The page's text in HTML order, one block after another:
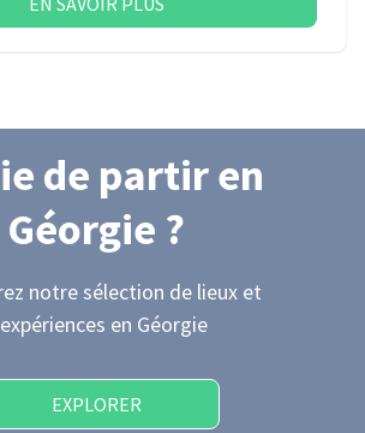
de partiren
Géorgie ?
notre sélection de lieux et
en Géorgie
EXPLORER